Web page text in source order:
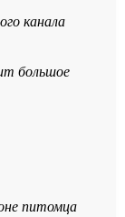
канала
большое
питомца